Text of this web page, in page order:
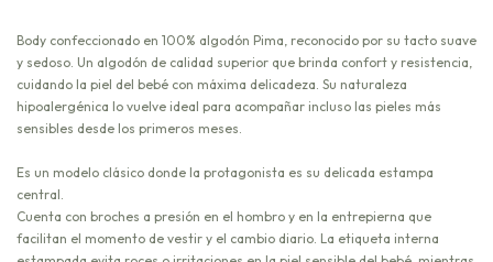
Body confeccionado en 100% algodón Pima, reconocido por su tacto suave
y sedoso. Un algodón de calidad superior que brinda confort y resistencia,
cuidando la piel del bebé con máxima delicadeza. Su naturaleza
hipoalergénica lo vuelve ideal para acompañar incluso las pieles más
sensibles desde los primeros meses.
Es un modelo clásico donde la protagonista es su delicada estampa
central.
Cuenta con broches a presión en el hombro y en la entrepierna que
facilitan el momento de vestir y el cambio diario. La etiqueta interna